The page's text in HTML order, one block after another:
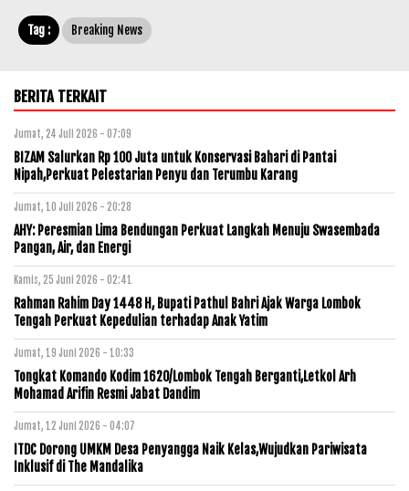
Tag : Breaking News
BERITA TERKAIT
Jumat, 24 Juli 2026 - 07:09
BIZAM Salurkan Rp 100 Juta untuk Konservasi Bahari di Pantai
Nipah,Perkuat Pelestarian Penyu dan Terumbu Karang
Jumat, 10 Juli 2026 - 20:28
AHY: Peresmian Lima Bendungan Perkuat Langkah Menuju Swasembada
Pangan, Air, dan Energi
Kamis, 25 Juni 2026 - 02:41
Rahman Rahim Day 1448 H, Bupati Pathul Bahri Ajak Warga Lombok
Tengah Perkuat Kepedulian terhadap Anak Yatim
Jumat, 19 Juni 2026 - 10:33
Tongkat Komando Kodim 1620/Lombok Tengah Berganti,Letkol Arh
Mohamad Arifin Resmi Jabat Dandim
Jumat, 12 Juni 2026 - 04:07
ITDC Dorong UMKM Desa Penyangga Naik Kelas,Wujudkan Pariwisata
Inklusif di The Mandalika